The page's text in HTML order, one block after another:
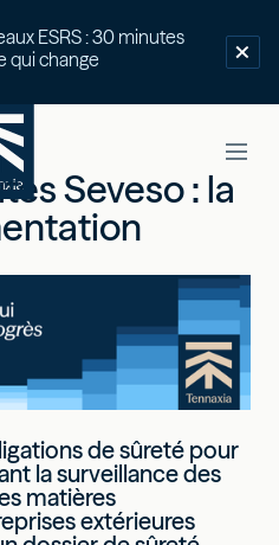
: 30 minutes
qui change
Seveso : la
de sûreté pour
la surveillance des
matières
extérieures